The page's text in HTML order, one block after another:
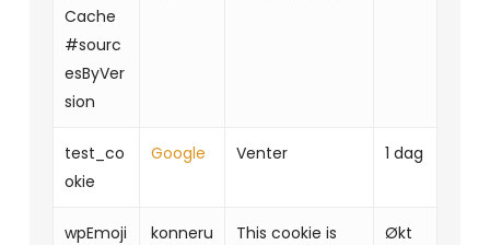
Cache
#sourc
esByVer
sion
test_co
okie
Google Venter 1 dag
wpEmoji
konneru
This cookie is
Økt